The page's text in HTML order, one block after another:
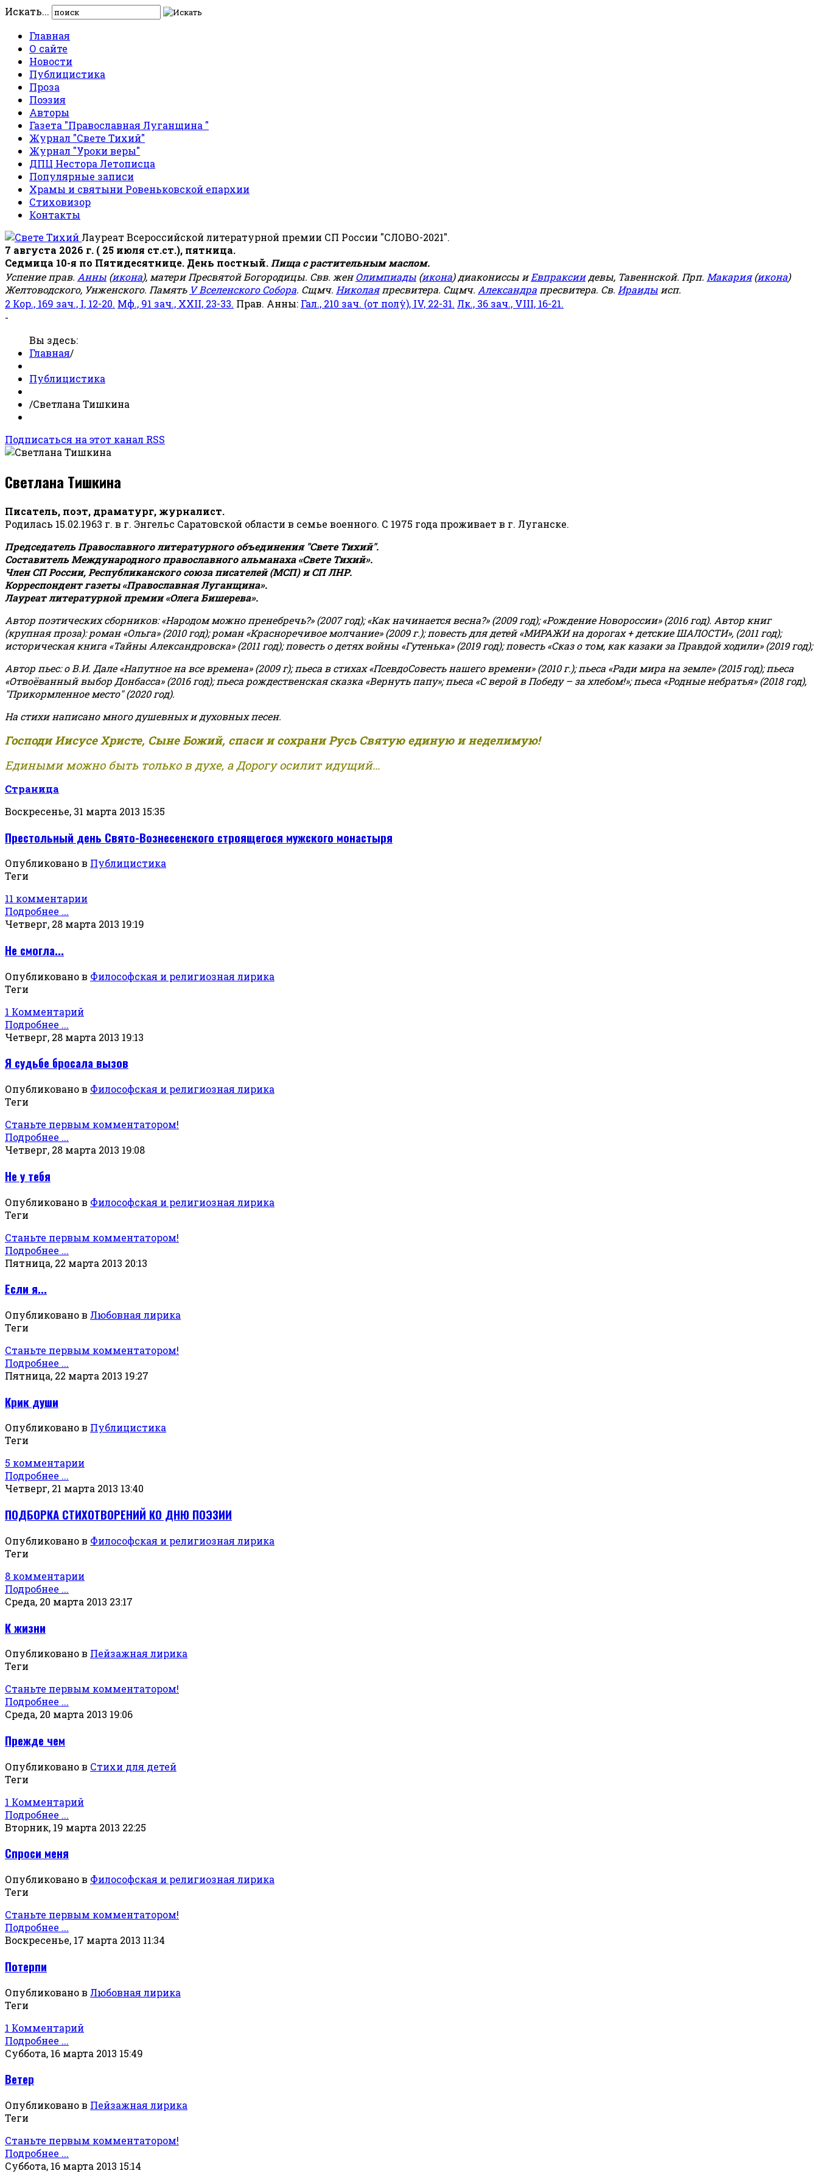
Искать...
Главная
О сайте
Новости
Публицистика
Проза
Поэзия
Авторы
Газета "Православная Луганщина "
Журнал "Свете Тихий"
Журнал "Уроки веры"
ДПЦ Нестора Летописца
Популярные записи
Храмы и святыни Ровеньковской епархии
Стиховизор
Контакты
Лауреат Всероссийской литературной премии СП России "СЛОВО-2021".
7 августа 2026 г. ( 25 июля ст.ст.), пятница.
Седмица 10-я по Пятидесятнице. День постный. Пища с растительным маслом.
Успение прав. Анны (икона), матери Пресвятой Богородицы. Свв. женОлимпиады (икона) диакониссы иЕвпраксиидевы, Тавеннской. Прп. Макария(икона)
Желтоводского, Унженского. Память V Вселенского Собора. Сщмч. Николаяпресвитера. Сщмч. Александра пресвитера. Св. Ираиды исп.
2 Кор., 169 зач., I, 12-20. Мф., 91 зач., XXII, 23-33. Прав. Анны: Гал., 210 зач. (от полу́), IV, 22-31. Лк., 36 зач., VIII, 16-21.
-
Вы здесь:
Главная/
Публицистика
/Светлана Тишкина
Подписаться на этот канал RSS
Светлана Тишкина
Писатель, поэт, драматург, журналист.
Родилась 15.02.1963 г. в г. Энгельс Саратовской области в семье военного. С 1975 года проживает в г. Луганске.
Председатель Православного литературного объединения "Свете Тихий".
Составитель Международного православного альманаха «Свете Тихий».
Член СП России, Республиканского союза писателей (МСП) и СП ЛНР.
Корреспондент газеты «Православная Луганщина».
Лауреат литературной премии «Олега Бишерева».
Автор поэтических сборников: «Народом можно пренебречь?» (2007 год); «Как начинается весна?» (2009 год); «Рождение Новороссии» (2016 год). Автор книг
(крупная проза): роман «Ольга» (2010 год); роман «Красноречивое молчание» (2009 г.); повесть для детей «МИРАЖИ на дорогах + детские ШАЛОСТИ», (2011 год);
историческая книга «Тайны Александровска» (2011 год); повесть о детях войны «Гутенька» (2019 год); повесть «Сказ о том, как казаки за Правдой ходили» (2019 год);
Автор пьес: о В.И. Дале «Напутное на все времена» (2009 г); пьеса в стихах «ПсевдоСовесть нашего времени» (2010 г.); пьеса «Ради мира на земле» (2015 год); пьеса
«Отвоёванный выбор Донбасса» (2016 год); пьеса рождественская сказка «Вернуть папу»; пьеса «С верой в Победу – за хлебом!»;пьеса «Родные небратья» (2018 год),
"Прикормленное место" (2020 год).
На стихи написано много душевных и духовных песен.
Господи Иисусе Христе, Сыне Божий, спаси и сохрани Русь Святую единую и неделимую!
Едиными можно быть только в духе, а Дорогу осилит идущий...
Страница
Воскресенье, 31 марта 2013 15:35
Престольный день Свято-Вознесенского строящегося мужского монастыря
Опубликовано в Публицистика
Теги
11 комментарии
Подробнее ...
Четверг, 28 марта 2013 19:19
Не смогла...
Опубликовано в Философская и религиозная лирика
Теги
1 Комментарий
Подробнее ...
Четверг, 28 марта 2013 19:13
Я судьбе бросала вызов
Опубликовано в Философская и религиозная лирика
Теги
Станьте первым комментатором!
Подробнее ...
Четверг, 28 марта 2013 19:08
Не у тебя
Опубликовано в Философская и религиозная лирика
Теги
Станьте первым комментатором!
Подробнее ...
Пятница, 22 марта 2013 20:13
Если я...
Опубликовано в Любовная лирика
Теги
Станьте первым комментатором!
Подробнее ...
Пятница, 22 марта 2013 19:27
Крик души
Опубликовано в Публицистика
Теги
5 комментарии
Подробнее ...
Четверг, 21 марта 2013 13:40
ПОДБОРКА СТИХОТВОРЕНИЙ КО ДНЮ ПОЭЗИИ
Опубликовано в Философская и религиозная лирика
Теги
8 комментарии
Подробнее ...
Среда, 20 марта 2013 23:17
К жизни
Опубликовано в Пейзажная лирика
Теги
Станьте первым комментатором!
Подробнее ...
Среда, 20 марта 2013 19:06
Прежде чем
Опубликовано в Стихи для детей
Теги
1 Комментарий
Подробнее ...
Вторник, 19 марта 2013 22:25
Спроси меня
Опубликовано в Философская и религиозная лирика
Теги
Станьте первым комментатором!
Подробнее ...
Воскресенье, 17 марта 2013 11:34
Потерпи
Опубликовано в Любовная лирика
Теги
1 Комментарий
Подробнее ...
Суббота, 16 марта 2013 15:49
Ветер
Опубликовано в Пейзажная лирика
Теги
Станьте первым комментатором!
Подробнее ...
Суббота, 16 марта 2013 15:14